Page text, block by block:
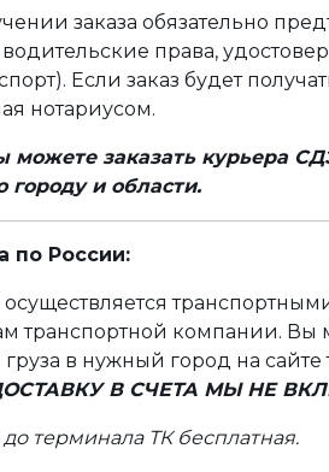
заказа обязательно
водительские права,
Если заказ будет
нотариусом.
можете заказать курьера
городу и области.
по России:
осуществляется
транспортной компании. Вы
груза в нужный город на
В СЧЕТА МЫ НЕ
до терминала ТК бесплатная.